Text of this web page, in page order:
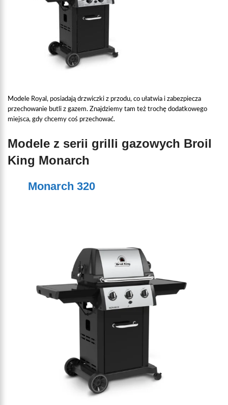
Modele Royal, posiadają drzwiczki z przodu, co ułatwia i zabezpiecza
przechowanie butli z gazem. Znajdziemy tam też trochę dodatkowego
miejsca, gdy chcemy coś przechować.
Modele z serii grilli gazowych Broil
King Monarch
Monarch 320